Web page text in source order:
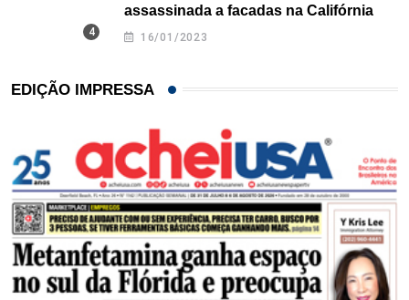
assassinada a facadas na Califórnia
16/01/2023
EDIÇÃO IMPRESSA